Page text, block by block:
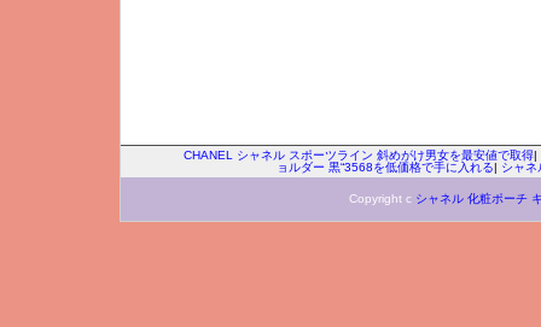
CHANEL シャネル スポーツライン 斜めがけ男女を最安値で取得|
ョルダー 黒“3568を低価格で手に入れる| シャネ
Copyright c シャネル 化粧ポーチ